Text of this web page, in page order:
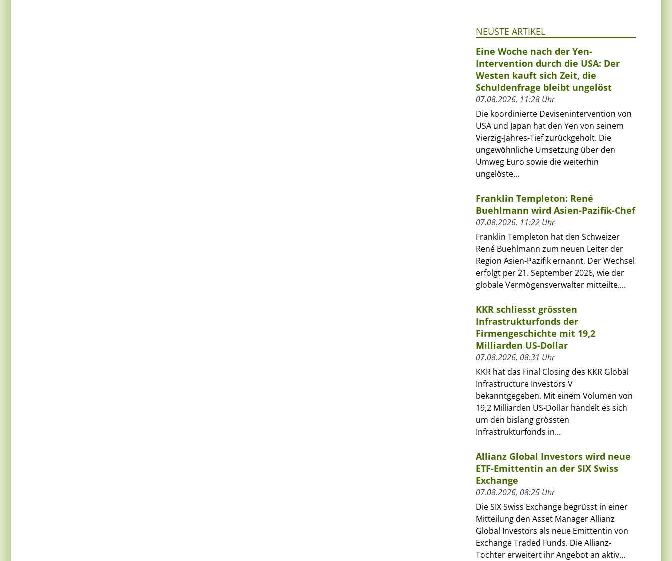
NEUSTE ARTIKEL
Eine Woche nach der Yen-
Intervention durch die USA: Der
Westen kauft sich Zeit, die
Schuldenfrage bleibt ungelöst
07.08.2026, 11:28 Uhr
Die koordinierte Devisenintervention von
USA und Japan hat den Yen von seinem
Vierzig-Jahres-Tief zurückgeholt. Die
ungewöhnliche Umsetzung über den
Umweg Euro sowie die weiterhin
ungelöste...
Franklin Templeton: René
Buehlmann wird Asien-Pazifik-Chef
07.08.2026, 11:22 Uhr
Franklin Templeton hat den Schweizer
René Buehlmann zum neuen Leiter der
Region Asien-Pazifik ernannt. Der Wechsel
erfolgt per 21. September 2026, wie der
globale Vermögensverwalter mitteilte....
KKR schliesst grössten
Infrastrukturfonds der
Firmengeschichte mit 19,2
Milliarden US-Dollar
07.08.2026, 08:31 Uhr
KKR hat das Final Closing des KKR Global
Infrastructure Investors V
bekanntgegeben. Mit einem Volumen von
19,2 Milliarden US-Dollar handelt es sich
um den bislang grössten
Infrastrukturfonds in...
Allianz Global Investors wird neue
ETF-Emittentin an der SIX Swiss
Exchange
07.08.2026, 08:25 Uhr
Die SIX Swiss Exchange begrüsst in einer
Mitteilung den Asset Manager Allianz
Global Investors als neue Emittentin von
Exchange Traded Funds. Die Allianz-
Tochter erweitert ihr Angebot an aktiv...